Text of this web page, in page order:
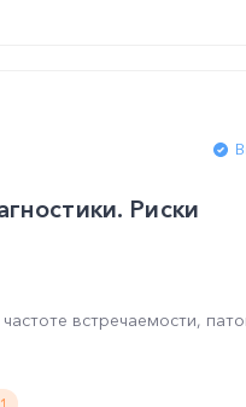
Риски
встречаемости,